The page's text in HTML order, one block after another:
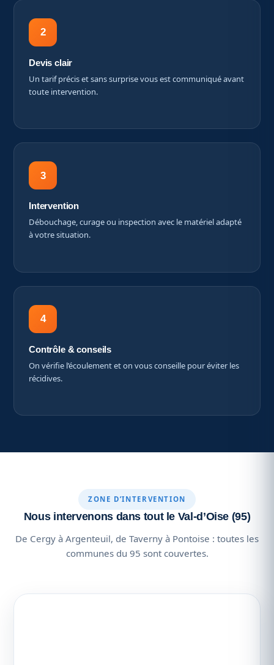
2
Devis clair
Un tarif précis et sans surprise vous est communiqué avant
toute intervention.
3
Intervention
Débouchage, curage ou inspection avec le matériel adapté
à votre situation.
4
Contrôle & conseils
On vérifie l’écoulement et on vous conseille pour éviter les
récidives.
ZONE D’INTERVENTION
Nous intervenons dans tout le Val-d’Oise (95)
De Cergy à Argenteuil, de Taverny à Pontoise : toutes les
communes du 95 sont couvertes.